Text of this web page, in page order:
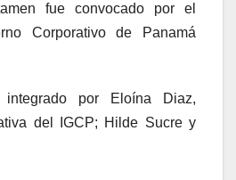
fue convocado por el
Corporativo de Panamá
por Eloína Diaz,
del IGCP; Hilde Sucre y